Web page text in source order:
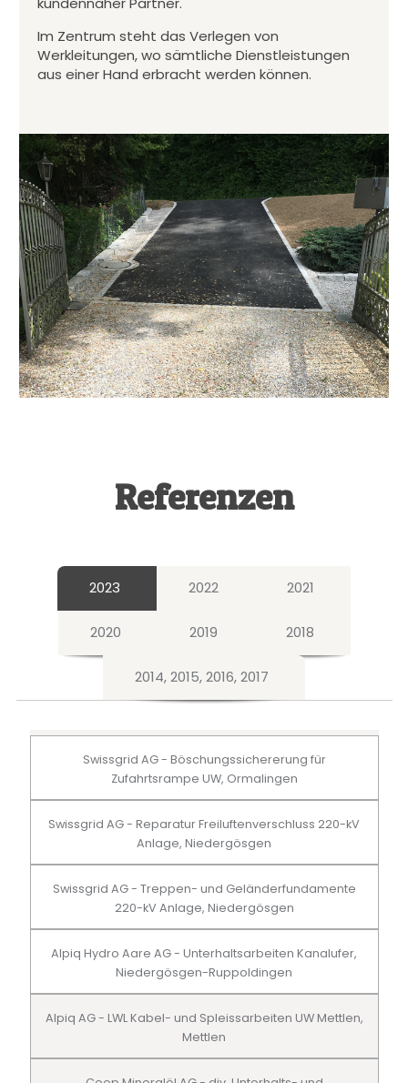
Im Zentrum steht das Verlegen von
Werkleitungen, wo sämtliche Dienstleistungen
aus einer Hand erbracht werden können.
Referenzen
2023 2022 2021
2020 2019 2018
2014, 2015, 2016, 2017
Swissgrid AG - Böschungssichererung für
Zufahrtsrampe UW, Ormalingen
Swissgrid AG - Reparatur Freiluftenverschluss 220-kV
Anlage, Niedergösgen
Swissgrid AG - Treppen- und Geländerfundamente
220-kV Anlage, Niedergösgen
Alpiq Hydro Aare AG - Unterhaltsarbeiten Kanalufer,
Niedergösgen-Ruppoldingen
Alpiq AG - LWL Kabel- und Spleissarbeiten UW Mettlen,
Mettlen